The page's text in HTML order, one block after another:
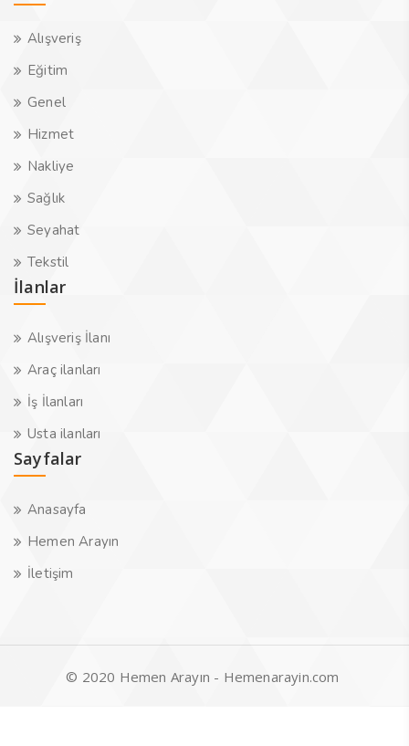
Alışveriş
Eğitim
Genel
Hizmet
Nakliye
Sağlık
Seyahat
Tekstil
İlanlar
Alışveriş İlanı
Araç ilanları
İş İlanları
Usta ilanları
Sayfalar
Anasayfa
Hemen Arayın
İletişim
© 2020 Hemen Arayın - Hemenarayin.com